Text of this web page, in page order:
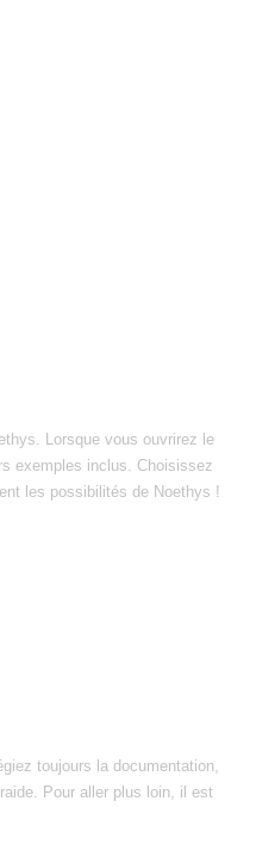
Lorsque vous ouvrirez le
exemples inclus. Choisissez
les possibilités de Noethys !
toujours la documentation,
Pour aller plus loin, il est